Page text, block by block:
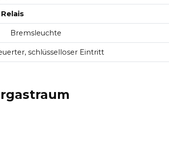
Relais
Bremsleuchte
schlüsselloser Eintritt